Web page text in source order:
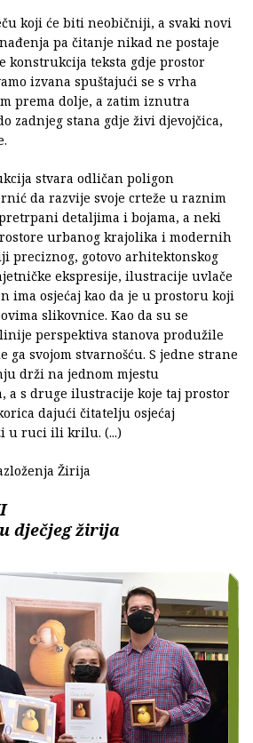
koji će biti neobičniji, a svaki novi
pa čitanje nikad ne postaje
konstrukcija teksta gdje prostor
izvana spuštajući se s vrha
prema dolje, a zatim iznutra
zadnjeg stana gdje živi djevojčica,
stvara odličan poligon
da razvije svoje crteže u raznim
detaljima i bojama, a neki
urbanog krajolika i modernih
preciznog, gotovo arhitektonskog
ekspresije, ilustracije uvlače
ima osjećaj kao da je u prostoru koji
slikovnice. Kao da su se
perspektiva stanova produžile
svojom stvarnošću. S jedne strane
drži na jednom mjestu
a s druge ilustracije koje taj prostor
dajući čitatelju osjećaj
u ruci ili krilu. (...)
Žirija
dječjeg žirija